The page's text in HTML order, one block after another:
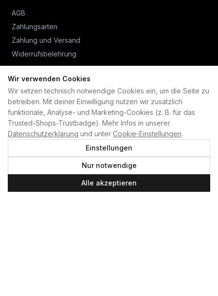
Wir verwenden Cookies
Wir setzen technisch notwendige Cookies ein, um die Seite zu
betreiben. Mit deiner Einwilligung nutzen wir zusätzlich
funktionale, Analyse- und Marketing-Cookies (z. B. für das
Trusted-Shops-Trustbadge). Mehr Infos in unserer
Datenschutzerklärung und unter Cookie-Einstellungen.
Einstellungen
Nur notwendige
Alle akzeptieren
AGB
Zahlungsarten
Zahlung und Versand
Widerrufsbelehrung
PLAN B
Home
Kontakt
Impressum
Datenschutzerklärung